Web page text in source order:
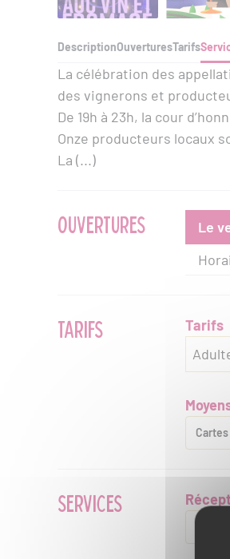
DescriptionOuverturesTarifs
La célébration des
des vignerons et
De 19h à 23h, la cour
Onze producteurs locaux
La (...)
OUVERTURES
Le
TARIFS
Tarifs
SERVICES